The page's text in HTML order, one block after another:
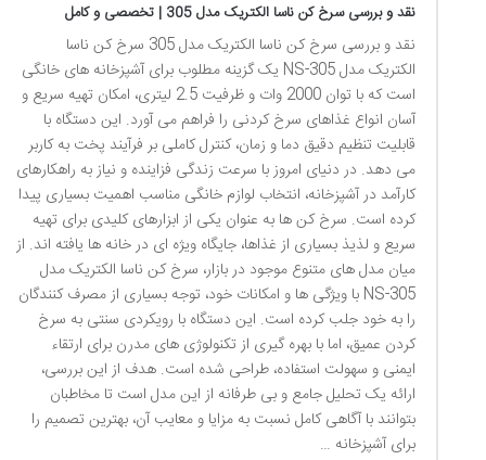
نقد و بررسی سرخ کن ناسا الکتریک مدل 305 | تخصصی و کامل
نقد و بررسی سرخ کن ناسا الکتریک مدل 305 سرخ کن ناسا
الکتریک مدل NS-305 یک گزینه مطلوب برای آشپزخانه های خانگی
است که با توان 2000 وات و ظرفیت 2.5 لیتری، امکان تهیه سریع و
آسان انواع غذاهای سرخ کردنی را فراهم می آورد. این دستگاه با
قابلیت تنظیم دقیق دما و زمان، کنترل کاملی بر فرآیند پخت به کاربر
می دهد. در دنیای امروز با سرعت زندگی فزاینده و نیاز به راهکارهای
کارآمد در آشپزخانه، انتخاب لوازم خانگی مناسب اهمیت بسیاری پیدا
کرده است. سرخ کن ها به عنوان یکی از ابزارهای کلیدی برای تهیه
سریع و لذیذ بسیاری از غذاها، جایگاه ویژه ای در خانه ها یافته اند. از
میان مدل های متنوع موجود در بازار، سرخ کن ناسا الکتریک مدل
NS-305 با ویژگی ها و امکانات خود، توجه بسیاری از مصرف کنندگان
را به خود جلب کرده است. این دستگاه با رویکردی سنتی به سرخ
کردن عمیق، اما با بهره گیری از تکنولوژی های مدرن برای ارتقاء
ایمنی و سهولت استفاده، طراحی شده است. هدف از این بررسی،
ارائه یک تحلیل جامع و بی طرفانه از این مدل است تا مخاطبان
بتوانند با آگاهی کامل نسبت به مزایا و معایب آن، بهترین تصمیم را
برای آشپزخانه …